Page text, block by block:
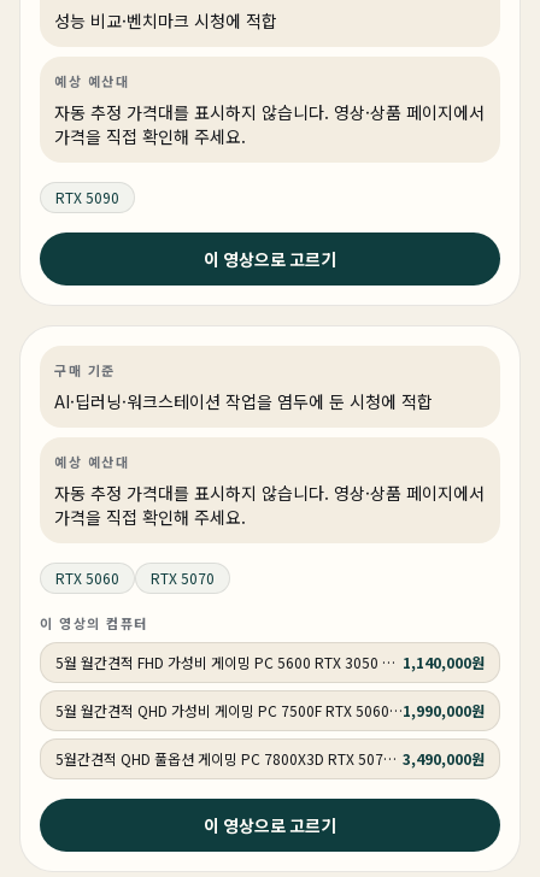
성능 비교·벤치마크 시청에 적합
예상 예산대
자동 추정 가격대를 표시하지 않습니다. 영상·상품 페이지에서
가격을 직접 확인해 주세요.
RTX 5090
이 영상으로 고르기
AI·딥러닝
2026년 5월 24일
최고의 PC견적 4종 - 실제 테스트까지 다해서 성능검증까
지 완료 !
구매 기준
AI·딥러닝·워크스테이션 작업을 염두에 둔 시청에 적합
예상 예산대
자동 추정 가격대를 표시하지 않습니다. 영상·상품 페이지에서
가격을 직접 확인해 주세요.
RTX 5060 RTX 5070
이 영상의 컴퓨터
5월 월간견적 FHD 가성비 게이밍 PC 5600 RTX 3050 GY505 1,140,000원
5월 월간견적 QHD 가성비 게이밍 PC 7500F RTX 5060 Ti GY5061,990,000원
5월간견적 QHD 풀옵션 게이밍 PC 7800X3D RTX 5070 GY507 3,490,000원
이 영상으로 고르기
2026년 5월 19일
가격이 올라도 어쩔 수 없습니다. SSD는 무조건 이런거
써야 합니다!